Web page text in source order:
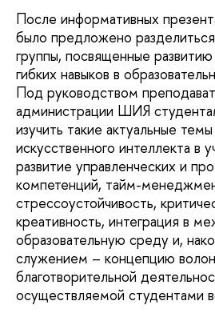
После информативных
было предложено
группы, посвященные
гибких навыков в
Под руководством
администрации ШИЯ
изучить такие актуальные
искусственного интеллекта в
развитие управленческих и
компетенций, тайм-
стрессоустойчивость,
креативность, интеграция в
образовательную среду и,
служением – концепцию
благотворительной
осуществляемой студентами